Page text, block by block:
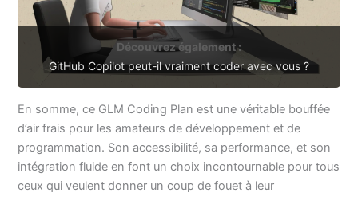
Découvrez également :
GitHub Copilot peut-il vraiment coder avec vous ?
En somme, ce GLM Coding Plan est une véritable bouffée
d’air frais pour les amateurs de développement et de
programmation. Son accessibilité, sa performance, et son
intégration fluide en font un choix incontournable pour tous
ceux qui veulent donner un coup de fouet à leur